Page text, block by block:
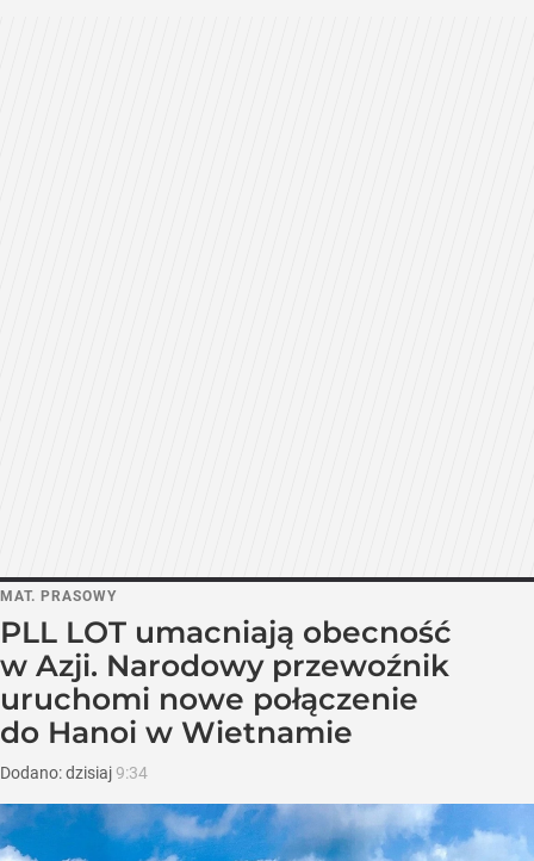
MAT. PRASOWY
PLL LOT umacniają obecność
w Azji. Narodowy przewoźnik
uruchomi nowe połączenie
do Hanoi w Wietnamie
Dodano:dzisiaj 9:34